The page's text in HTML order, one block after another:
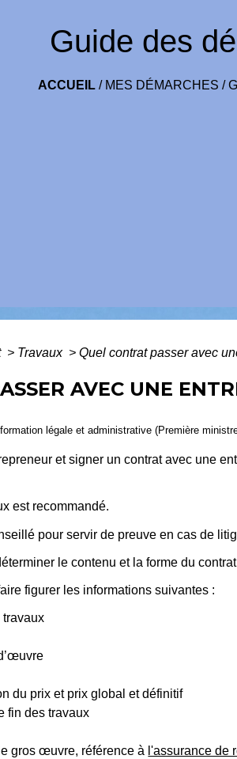
Guide des
ACCUEIL/ MES DÉMARCHES /
> Travaux > Quel contrat passer avec
AVEC UNE
légale et administrative (Première
et signer un contrat avec une
est recommandé.
pour servir de preuve en cas de
le contenu et la forme du
figurer les informations suivantes :
travaux
du prix et prix global et définitif
fin des travaux
gros œuvre, référence à l'assurance de